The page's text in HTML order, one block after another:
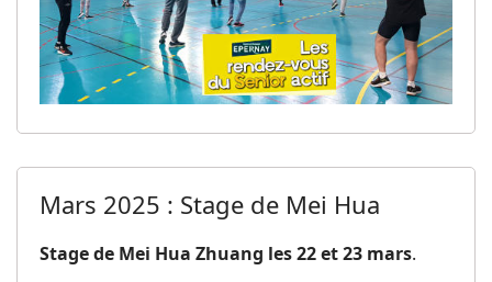
Mars 2025 : Stage de Mei Hua
Stage de Mei Hua Zhuang les 22 et 23 mars.